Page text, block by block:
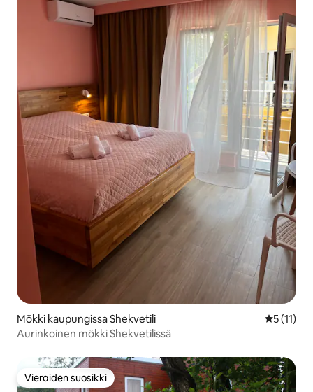
Mökki kaupungissa Shekvetili
5 (11)
Aurinkoinen mökki Shekvetilissä
Vieraiden suosikki
Vieraiden suosikki